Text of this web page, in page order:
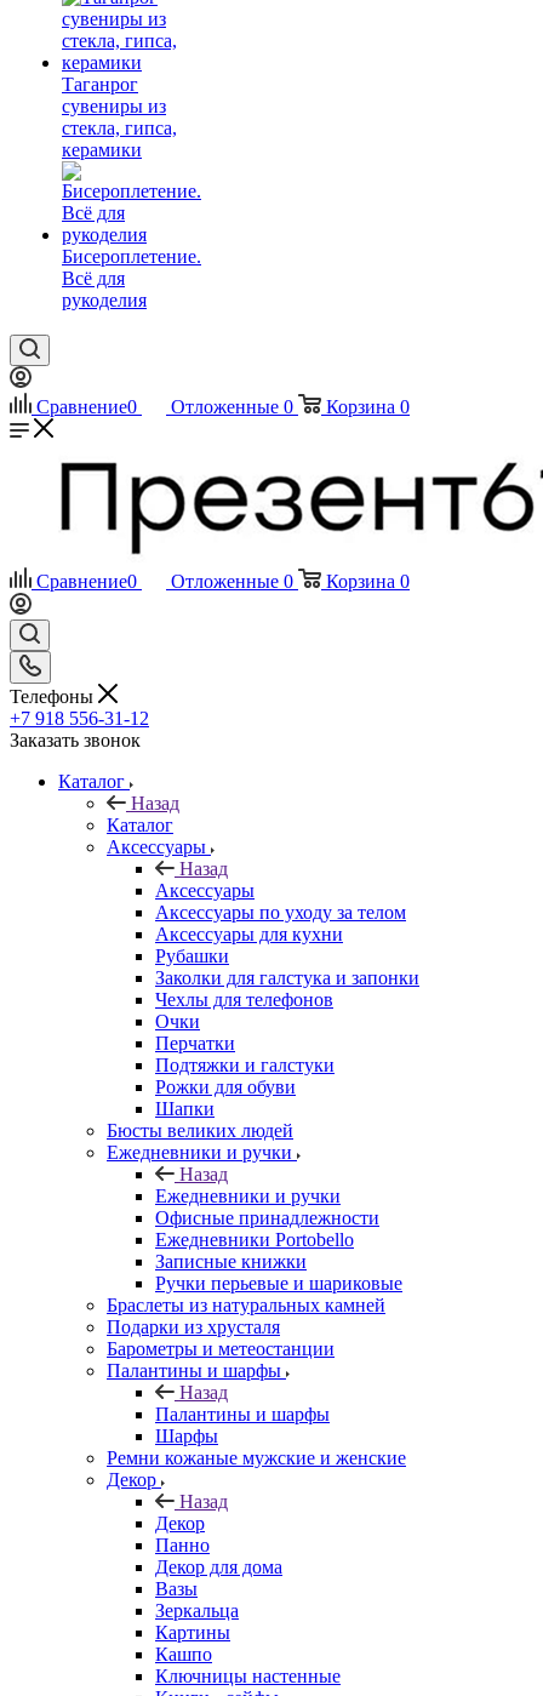
Таганрог
сувениры из
стекла, гипса,
керамики
Бисероплетение.
Всё для
рукоделия
Сравнение0 Отложенные 0 Корзина 0
Сравнение0 Отложенные 0 Корзина 0
Телефоны
+7 918 556-31-12
Заказать звонок
Каталог
Назад
Каталог
Аксессуары
Назад
Аксессуары
Аксессуары по уходу за телом
Аксессуары для кухни
Рубашки
Заколки для галстука и запонки
Чехлы для телефонов
Очки
Перчатки
Подтяжки и галстуки
Рожки для обуви
Шапки
Бюсты великих людей
Ежедневники и ручки
Назад
Ежедневники и ручки
Офисные принадлежности
Ежедневники Portobello
Записные книжки
Ручки перьевые и шариковые
Браслеты из натуральных камней
Подарки из хрусталя
Барометры и метеостанции
Палантины и шарфы
Назад
Палантины и шарфы
Шарфы
Ремни кожаные мужские и женские
Декор
Назад
Декор
Панно
Декор для дома
Вазы
Зеркальца
Картины
Кашпо
Ключницы настенные